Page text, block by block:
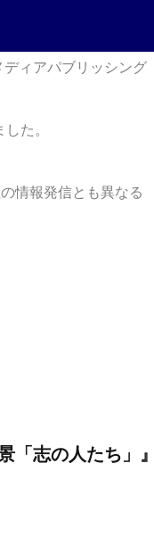
ディアパブリッシング
た。
情報発信とも異なる
「志の人たち」